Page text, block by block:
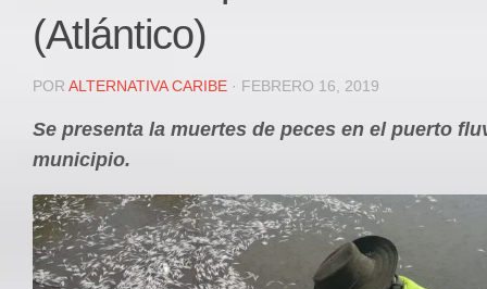
JUDICIAL
DEPARTAMENTAL
Internacional
OPINIÓN
Contactenos
facebook
(Atlántico)
POR ALTERNATIVA CARIBE · FEBRERO 16, 2019
Se presenta la muertes de peces en el puerto
municipio.